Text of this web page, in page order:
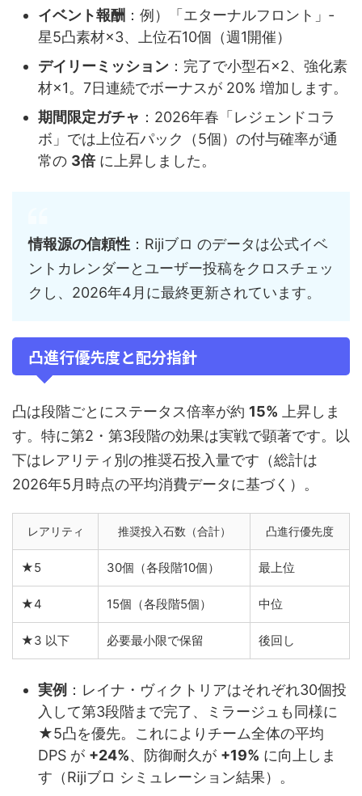
イベント報酬 ：例）「エターナルフロント」‑
星5凸素材×3、上位石10個（週1開催）
デイリーミッション ：完了で小型石×2、強化素
材×1。7日連続でボーナスが 20% 増加します。
期間限定ガチャ ：2026年春「レジェンドコラ
ボ」では上位石パック（5個）の付与確率が通
常の 3倍に上昇しました。
情報源の信頼性 ：Rijiブロ のデータは公式イベ
ントカレンダーとユーザー投稿をクロスチェッ
クし、2026年4月に最終更新されています。
凸進行優先度と配分指針
凸は段階ごとにステータス倍率が約 15% 上昇しま
す。特に第2・第3段階の効果は実戦で顕著です。以
下はレアリティ別の推奨石投入量です（総計は
2026年5月時点の平均消費データに基づく）。
レアリティ 推奨投入石数（合計） 凸進行優先度
★5 30個（各段階10個） 最上位
★4 15個（各段階5個） 中位
★3 以下 必要最小限で保留 後回し
実例 ：レイナ・ヴィクトリアはそれぞれ30個投
入して第3段階まで完了、ミラージュも同様に
★5凸を優先。これによりチーム全体の平均
DPS が +24%、防御耐久が +19% に向上しま
す（Rijiブロ シミュレーション結果）。